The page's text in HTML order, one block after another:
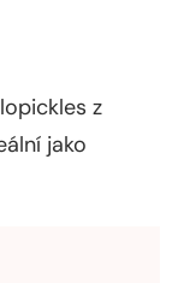
z
jako